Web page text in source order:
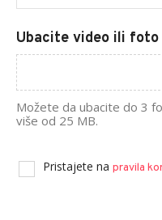
Ubacite video ili foto
Možete da ubacite do 3
više od 25 MB.
Pristajete na pravila